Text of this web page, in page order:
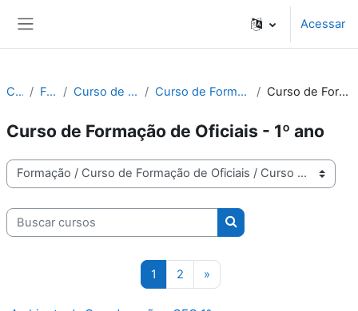
Acessar
Cursos Formação Curso de Formação de Oficiais Curso de Formação de Oficiais - 2023/2026 Curso de Formação de Oficiais - 1º ano
Curso de Formação de Oficiais - 1º ano
Categorias de Cursos
Buscar cursos
Buscar cursos
1 Página 1
2Página 2
»Próxima página